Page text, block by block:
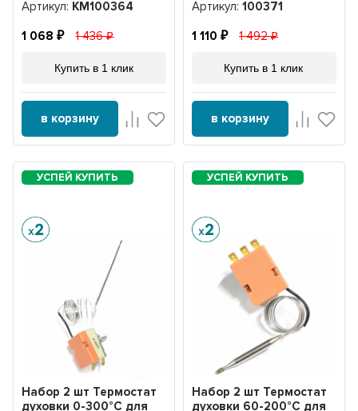
Артикул: KM100364
1 068 1 436
Купить в 1 клик
в корзину
Артикул: 100371
1 110 1 492
Купить в 1 клик
в корзину
Набор 2 шт Термостат
духовки 0-300°С для
Набор 2 шт Термостат
духовки 60-200°С для